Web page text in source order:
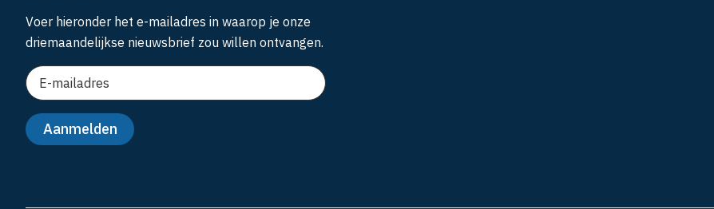
Voer hieronder het e-mailadres in waarop je onze
driemaandelijkse nieuwsbrief zou willen ontvangen.